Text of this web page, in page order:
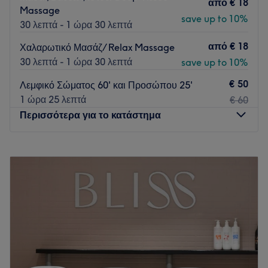
Massage
30 λεπτά - 1 ώρα 30 λεπτά
save up to 10%
Χαλαρωτικό Μασάζ/ Relax Massage
30 λεπτά - 1 ώρα 30 λεπτά
από € 18
save up to 10%
Λεμφικό Σώματος 60' και Προσώπου 25'
1 ώρα 25 λεπτά
€ 50
€ 60
Περισσότερα για το κατάστημα
12:00
12:00
Παρασκευή
12:00
19:15
Κλειστό
Το Elysion Spa είναι ένα καταφύγιο κομψότητας και